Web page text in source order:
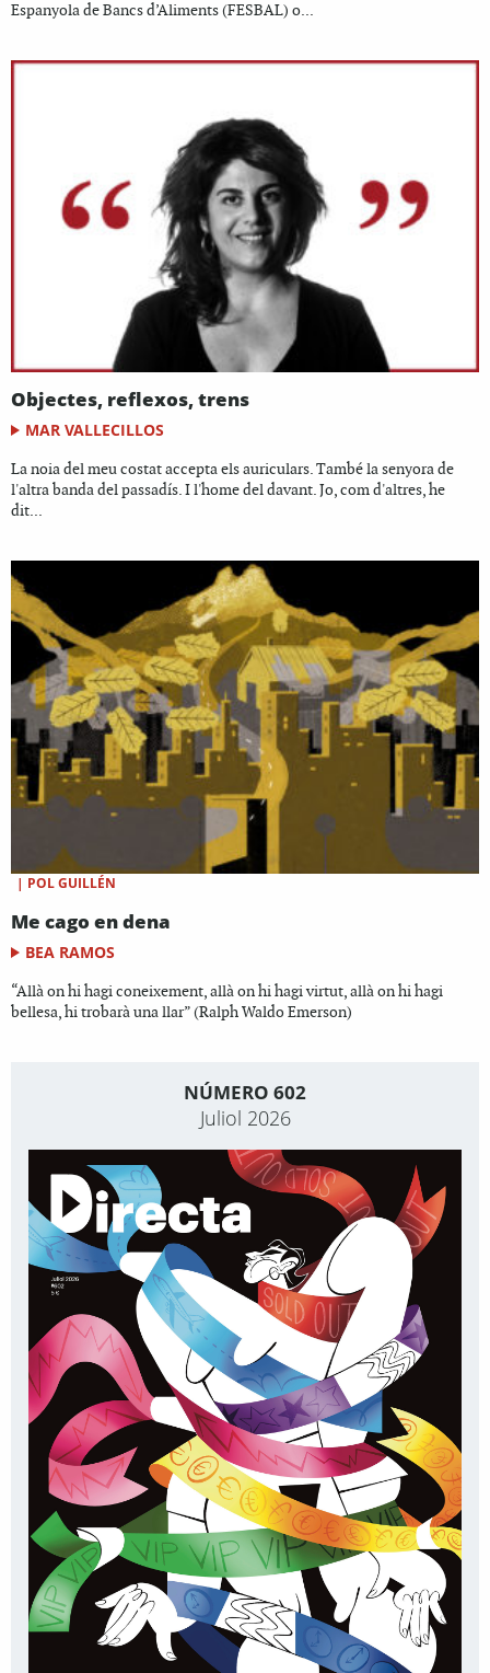
Espanyola de Bancs d’Aliments (FESBAL) o...
Objectes, reflexos, trens
MAR VALLECILLOS
La noia del meu costat accepta els auriculars. També la senyora de
l'altra banda del passadís. I l'home del davant. Jo, com d'altres, he
dit...
| POL GUILLÉN
Me cago en dena
BEA RAMOS
“Allà on hi hagi coneixement, allà on hi hagi virtut, allà on hi hagi
bellesa, hi trobarà una llar” (Ralph Waldo Emerson)
NÚMERO 602
Juliol 2026